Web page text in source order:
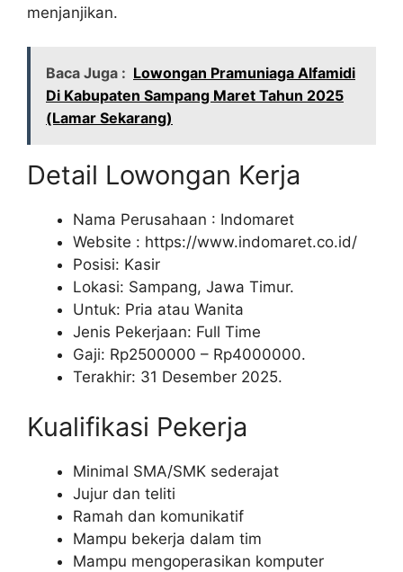
menjanjikan.
Baca Juga : Lowongan Pramuniaga Alfamidi
Di Kabupaten Sampang Maret Tahun 2025
(Lamar Sekarang)
Detail Lowongan Kerja
Nama Perusahaan : Indomaret
Website : https://www.indomaret.co.id/
Posisi: Kasir
Lokasi: Sampang, Jawa Timur.
Untuk: Pria atau Wanita
Jenis Pekerjaan: Full Time
Gaji: Rp2500000 – Rp4000000.
Terakhir: 31 Desember 2025.
Kualifikasi Pekerja
Minimal SMA/SMK sederajat
Jujur dan teliti
Ramah dan komunikatif
Mampu bekerja dalam tim
Mampu mengoperasikan komputer